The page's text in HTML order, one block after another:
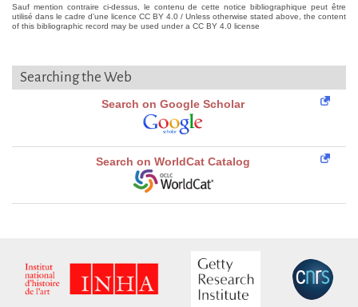
Sauf mention contraire ci-dessus, le contenu de cette notice bibliographique peut être
utilisé dans le cadre d'une licence CC BY 4.0 / Unless otherwise stated above, the content
of this bibliographic record may be used under a CC BY 4.0 license
Searching the Web
Search on Google Scholar
Search on WorldCat Catalog